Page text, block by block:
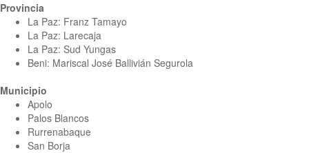
Provincia
La Paz: Franz Tamayo
La Paz: Larecaja
La Paz: Sud Yungas
Beni: Mariscal José Ballivián Segurola
Municipio
Apolo
Palos Blancos
Rurrenabaque
San Borja